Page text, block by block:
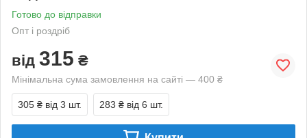
Готово до відправки
Опт і роздріб
від 315 ₴
Мінімальна сума замовлення на сайті — 400 ₴
305 ₴ від 3 шт. 283 ₴ від 6 шт.